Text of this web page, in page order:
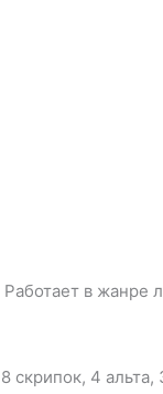
в жанре
4 альта,